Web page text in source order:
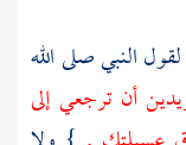
النبي صلى الله
أن ترجعي إلى